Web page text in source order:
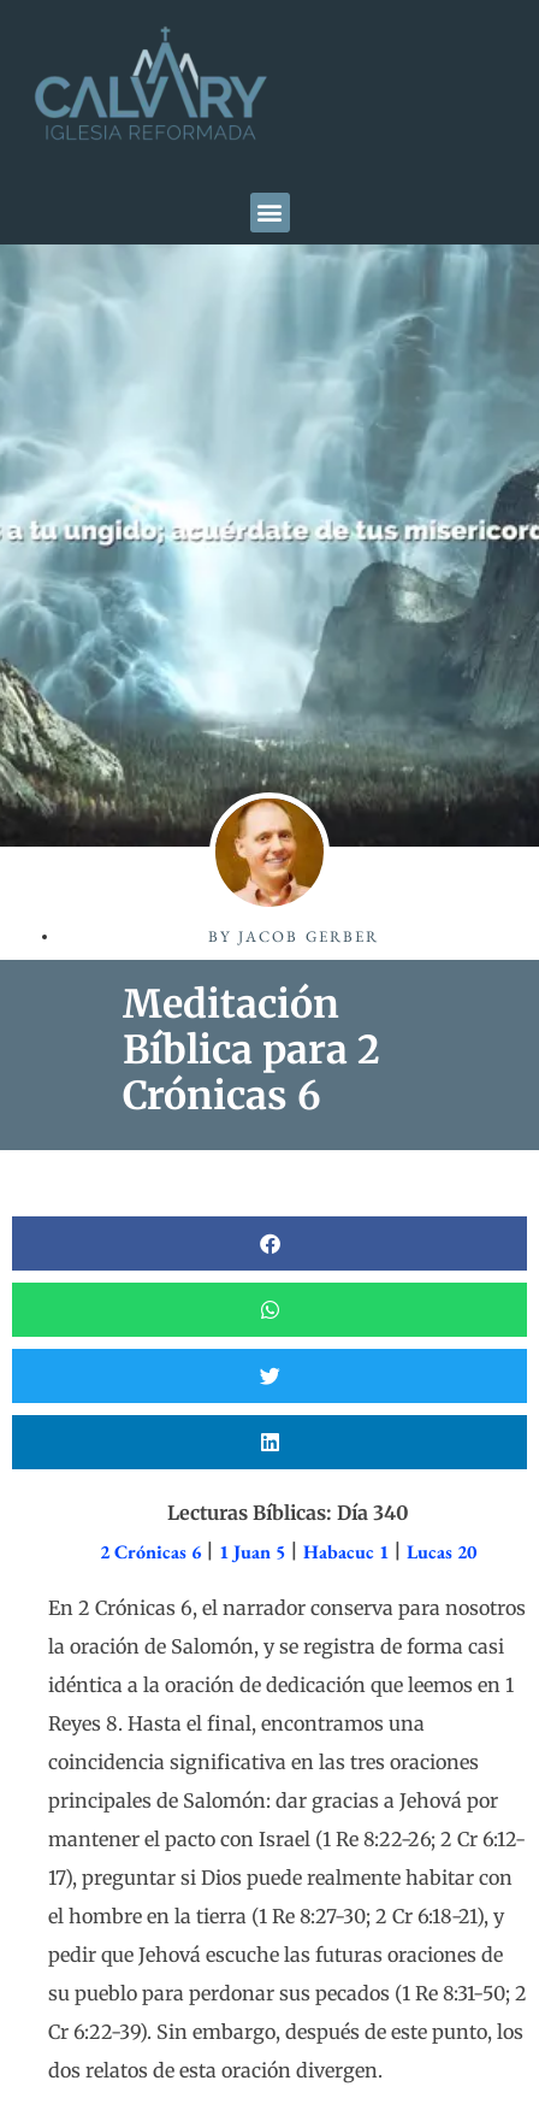
BY JACOB GERBER
Meditación
Bíblica para 2
Crónicas 6
Lecturas Bíblicas: Día 340
2 Crónicas 6| 1 Juan 5| Habacuc 1 Lucas 20
En 2 Crónicas 6, el narrador conserva para nosotros
la oración de Salomón, y se registra de forma casi
idéntica a la oración de dedicación que leemos en 1
Reyes 8. Hasta el final, encontramos una
coincidencia significativa en las tres oraciones
principales de Salomón: dar gracias a Jehová por
mantener el pacto con Israel (1 Re 8:22-26; 2 Cr 6:12-
17), preguntar si Dios puede realmente habitar con
el hombre en la tierra (1 Re 8:27-30; 2 Cr 6:18-21), y
pedir que Jehová escuche las futuras oraciones de
su pueblo para perdonar sus pecados (1 Re 8:31-50; 2
Cr 6:22-39). Sin embargo, después de este punto, los
dos relatos de esta oración divergen.